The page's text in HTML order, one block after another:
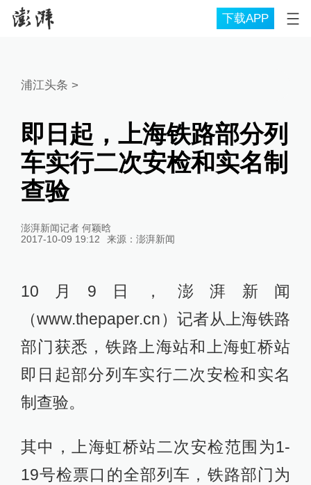
下载APP
浦江头条 >
即日起，上海铁路部分列
车实行二次安检和实名制
查验
澎湃新闻记者 何颖晗
2017-10-09 19:12
来源： 澎湃新闻
10月9日，澎湃新闻
（www.thepaper.cn）记者从上海铁路
部门获悉，铁路上海站和上海虹桥站
即日起部分列车实行二次安检和实名
制查验。
其中，上海虹桥站二次安检范围为1-
19号检票口的全部列车，铁路部门为